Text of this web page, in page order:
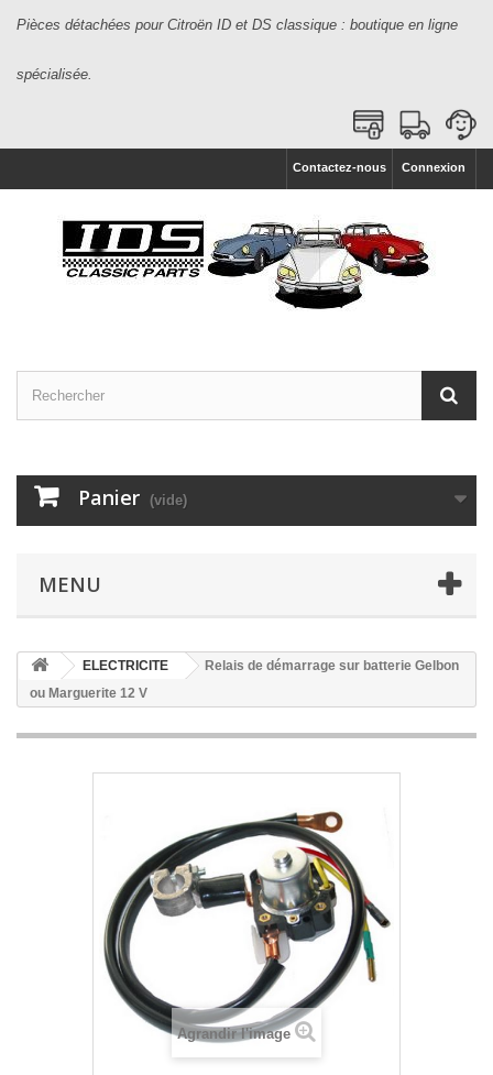
Pièces détachées pour Citroën ID et DS classique : boutique en ligne
spécialisée.
Connexion
Contactez-nous
Panier (vide)
MENU
ELECTRICITE
Relais de démarrage sur batterie Gelbon
ou Marguerite 12 V
Agrandir l'image